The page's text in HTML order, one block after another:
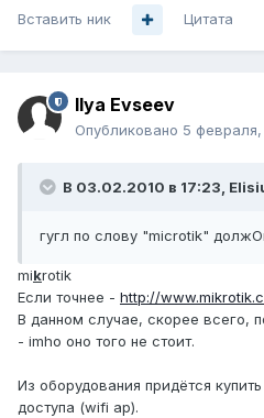
Вставить ник Цитата
Ilya Evseev
Опубликовано 5 февраля,
В 03.02.2010 в 17:23,
гугл по слову "microtik"
mikrotik
Если точнее - http://
В данном случае, скорее всего,
- imho оно того не стоит.
Из оборудования придётся
доступа (wifi ap).